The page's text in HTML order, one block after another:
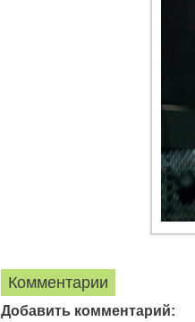
Комментарии
Добавить комментарий: